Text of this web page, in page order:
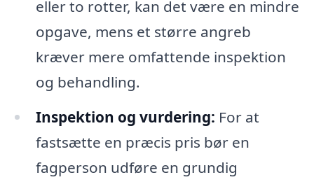
eller to rotter, kan det være en mindre
opgave, mens et større angreb
kræver mere omfattende inspektion
og behandling.
Inspektion og vurdering: For at
fastsætte en præcis pris bør en
fagperson udføre en grundig